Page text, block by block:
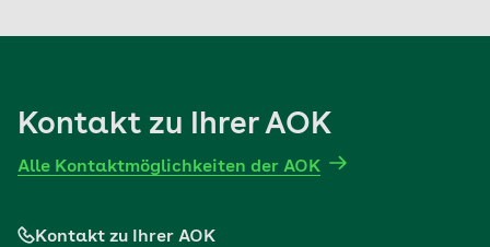
Kontakt zu Ihrer AOK
Alle Kontaktmöglichkeiten der AOK
Kontakt zu Ihrer AOK